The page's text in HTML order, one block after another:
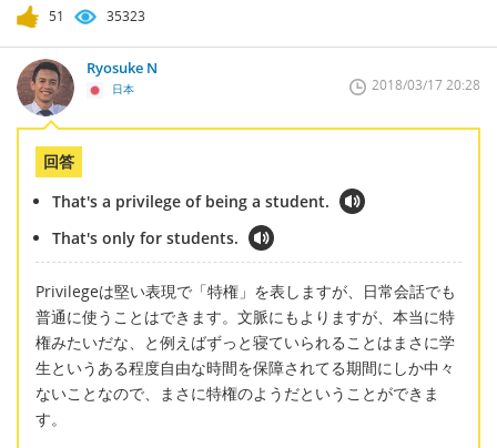
51 35323
Ryosuke N
日本 2018/03/17 20:28
回答
That's a privilege of being a student.
That's only for students.
Privilegeは堅い表現で「特権」を表しますが、日常会話でも
普通に使うことはできます。文脈にもよりますが、本当に特
権みたいだな、と例えばずっと寝ていられることはまさに学
生というある程度自由な時間を保障されてる期間にしか中々
ないことなので、まさに特権のようだということができま
す。